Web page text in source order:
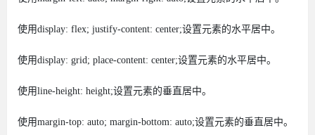
使用display: flex; justify-content: center;设置元素的水平居中。
使用display: grid; place-content: center;设置元素的水平居中。
使用line-height: height;设置元素的垂直居中。
使用margin-top: auto; margin-bottom: auto;设置元素的垂直居中。